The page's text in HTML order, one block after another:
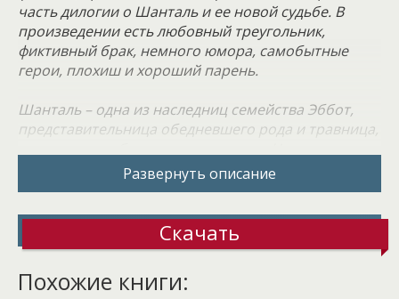
часть дилогии о Шанталь и ее новой судьбе. В
произведении есть любовный треугольник,
фиктивный брак, немного юмора, самобытные
герои, плохиш и хороший парень.
Шанталь – одна из наследниц семейства Эббот,
представительница обедневшего рода и травница,
была очень далека от реальности. Академии были
достойны только маги. Маги, которых было очень
Дейзи, сестра Шанталь, мечтала выйти замуж за
одного из них. Хорошенькая собой, юная, Дейзи
кандидатов. И вот поступило приглашение от
Развернуть описание
Скачать
Похожие книги: